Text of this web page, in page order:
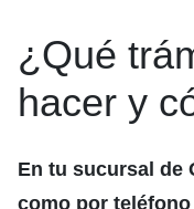
¿Qué
hacer y
En tu sucursal de
como por